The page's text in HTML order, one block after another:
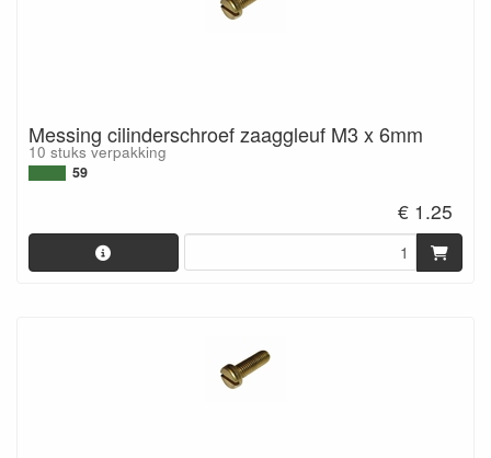
Messing cilinderschroef zaaggleuf M3 x 6mm
10 stuks verpakking
59
€ 1.25